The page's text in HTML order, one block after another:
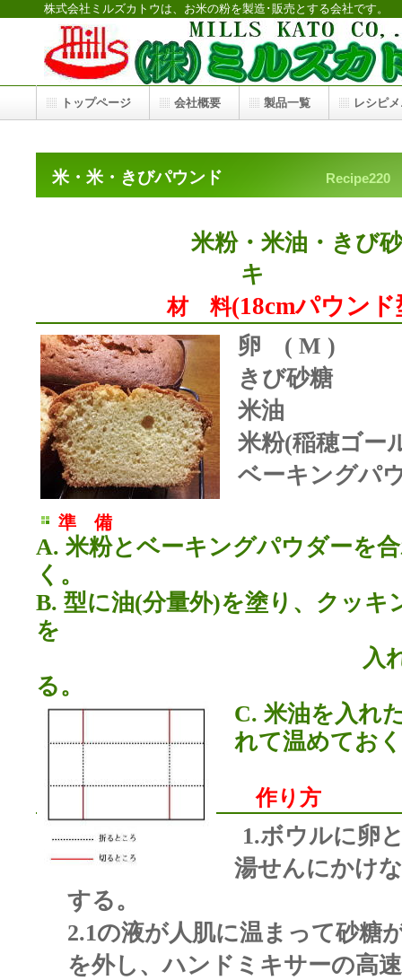
株式会社ミルズカトウは、お米の粉を製造･販売とする会社です。
米・米・きびパウンド Recipe220
米粉・米油・きび
キ
材 料(18cmパウンド
卵 ( M )
きび砂糖
米油
米粉(稲穂ゴー
ベーキングパ
準 備
A. 米粉とベーキングパウダーを
く。
B. 型に油(分量外)を塗り、クッキ
を
入れたものを
る。
C. 米油を入れ
れて温めてお
作り方
1.ボウルに卵
湯せんにかけ
する。
2.1の液が人肌に温まって砂糖
を外し、ハンド ミキサーの高
トップページ 会社概要 製品一覧 レシピ